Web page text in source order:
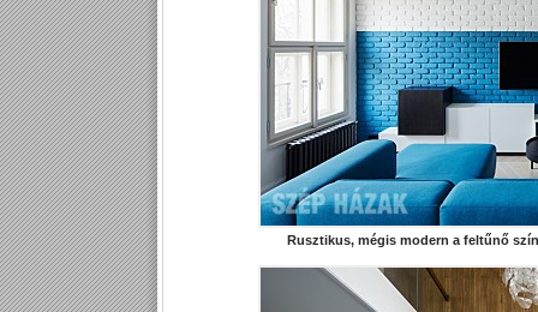
Rusztikus, mégis modern a feltűnő